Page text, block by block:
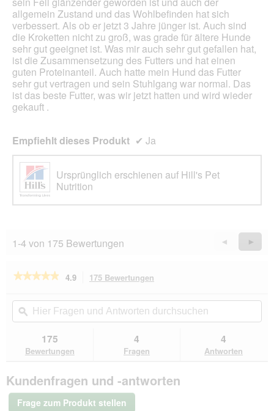
allgemein Zustand und das Wohlbefinden hat sich
verbessert. Als ob er jetzt 3 Jahre jünger ist. Auch sind
die Kroketten nicht zu groß, was grade für ältere Hunde
sehr gut geeignet ist. Was mir auch sehr gut gefallen hat,
ist die Zusammensetzung des Futters und hat einen
guten Proteinanteil. Auch hatte mein Hund das Futter
sehr gut vertragen und sein Stuhlgang war normal. Das
ist das beste Futter, was wir jetzt hatten und wird wieder
gekauft .
Empfiehlt dieses Produkt ✔ Ja
Ursprünglich erschienen auf Hill's Pet
Nutrition
1-4 von 175 Bewertungen
Zurück
Reviews
◄
Weiter
►
★★★★★
★★★★★
5
lesen
Hill's
Trockenfutter
Senior
4.9 175 Bewertungen
Aktion
navigierst
du
Bewertungen.
Hier
Fragen
und
Antworten
durchsuchen
ϙ
175
Bewertungen
4
Fragen
4
Antworten
Kundenfragen und -antworten
Frage zum Produkt stellen